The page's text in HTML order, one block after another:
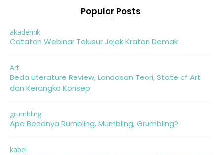
Popular Posts
akademik
Catatan Webinar Telusur Jejak Kraton Demak
Art
Beda Literature Review, Landasan Teori, State of Art
dan Kerangka Konsep
grumbling
Apa Bedanya Rumbling, Mumbling, Grumbling?
kabel